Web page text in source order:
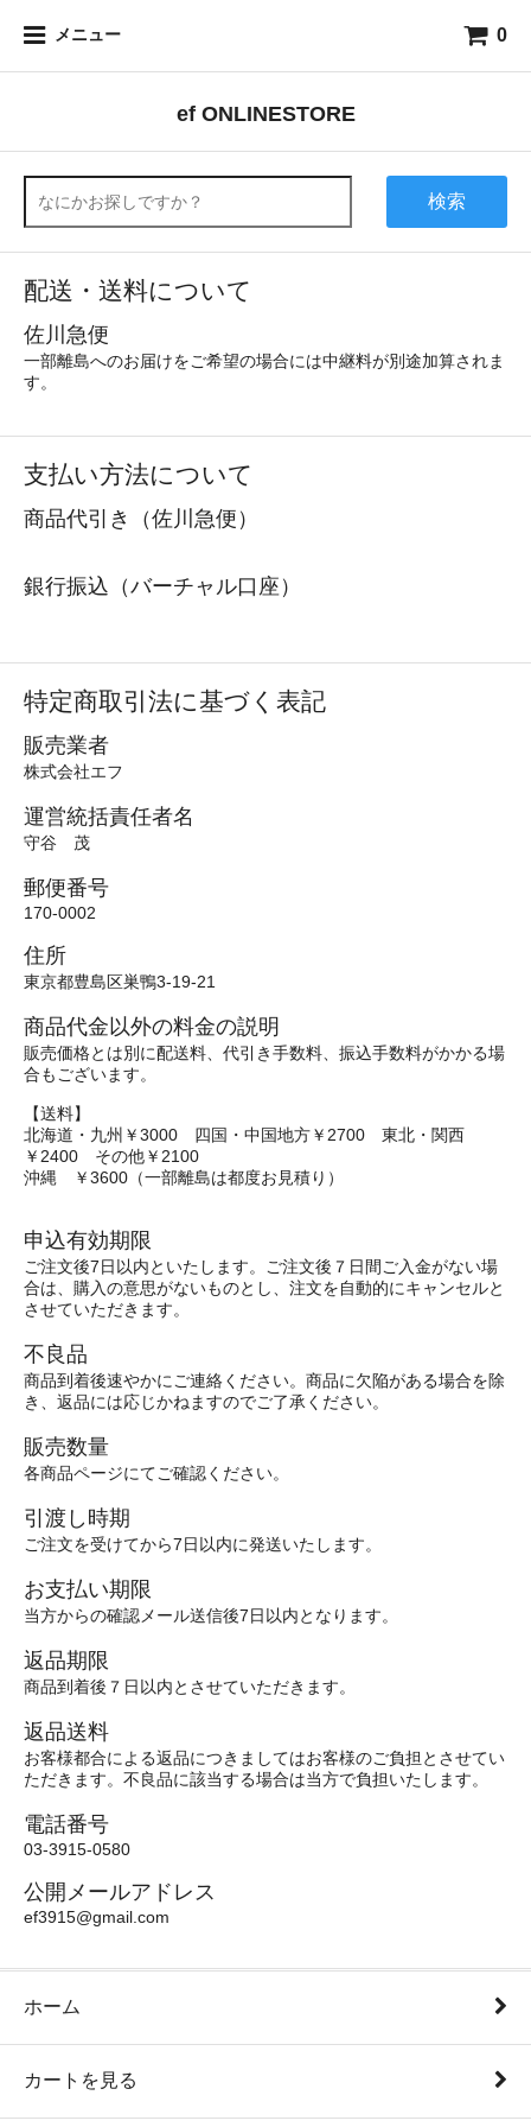
メニュー 0
ef ONLINESTORE
検索
配送・送料について
佐川急便
一部離島へのお届けをご希望の場合には中継料が別途加算されま
す。
支払い方法について
商品代引き（佐川急便）
銀行振込（バーチャル口座）
特定商取引法に基づく表記
販売業者
株式会社エフ
運営統括責任者名
守谷 茂
郵便番号
170-0002
住所
東京都豊島区巣鴨3-19-21
商品代金以外の料金の説明
販売価格とは別に配送料、代引き手数料、振込手数料がかかる場
合もございます。
【送料】
北海道・九州￥3000 四国・中国地方￥2700 東北・関西
￥2400 その他￥2100
沖縄 ￥3600（一部離島は都度お見積り）
申込有効期限
ご注文後7日以内といたします。ご注文後７日間ご入金がない場
合は、購入の意思がないものとし、注文を自動的にキャンセルと
させていただきます。
不良品
商品到着後速やかにご連絡ください。商品に欠陥がある場合を除
き、返品には応じかねますのでご了承ください。
販売数量
各商品ページにてご確認ください。
引渡し時期
ご注文を受けてから7日以内に発送いたします。
お支払い期限
当方からの確認メール送信後7日以内となります。
返品期限
商品到着後７日以内とさせていただきます。
返品送料
お客様都合による返品につきましてはお客様のご負担とさせてい
ただきます。不良品に該当する場合は当方で負担いたします。
電話番号
03-3915-0580
公開メールアドレス
ef3915@gmail.com
ホーム
カートを見る